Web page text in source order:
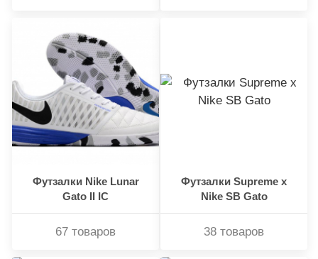
Футзалки Nike Lunar
Gato II IC
67 товаров
Футзалки Supreme x
Nike SB Gato
38 товаров